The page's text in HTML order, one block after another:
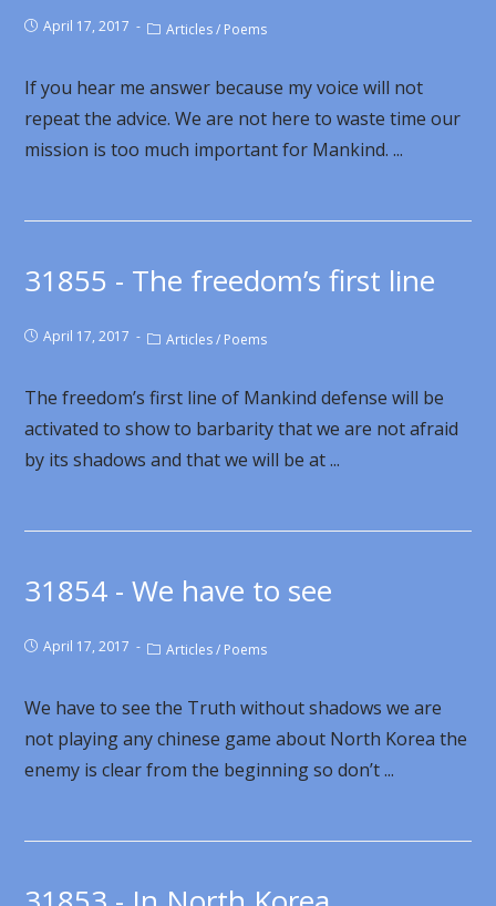
April 17, 2017 Articles / Poems
If you hear me answer because my voice will not
repeat the advice. We are not here to waste time our
mission is too much important for Mankind. ...
31855 - The freedom’s first line
April 17, 2017 Articles / Poems
The freedom’s first line of Mankind defense will be
activated to show to barbarity that we are not afraid
by its shadows and that we will be at ...
31854 - We have to see
April 17, 2017 Articles / Poems
We have to see the Truth without shadows we are
not playing any chinese game about North Korea the
enemy is clear from the beginning so don’t ...